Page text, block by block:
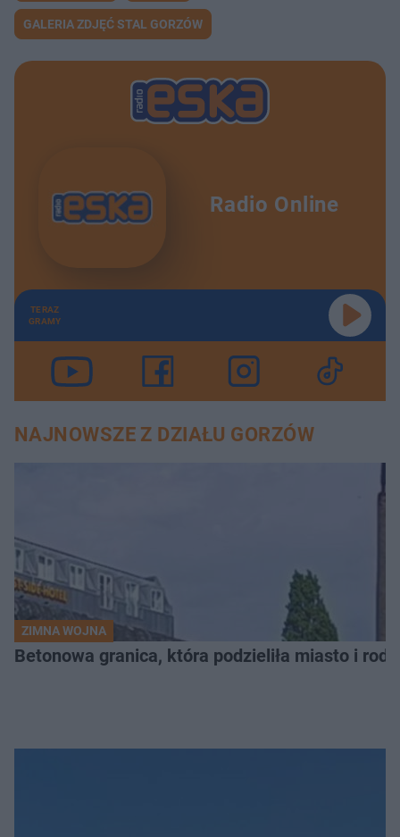
GALERIA ZDJĘĆ STAL GORZÓW
Radio Online
TERAZ
GRAMY
NAJNOWSZE Z DZIAŁU GORZÓW
ZIMNA WOJNA
Betonowa granica, która podzieliła miasto i